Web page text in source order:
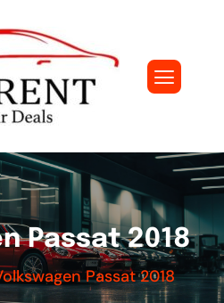
Passat 2018
Passat 2018